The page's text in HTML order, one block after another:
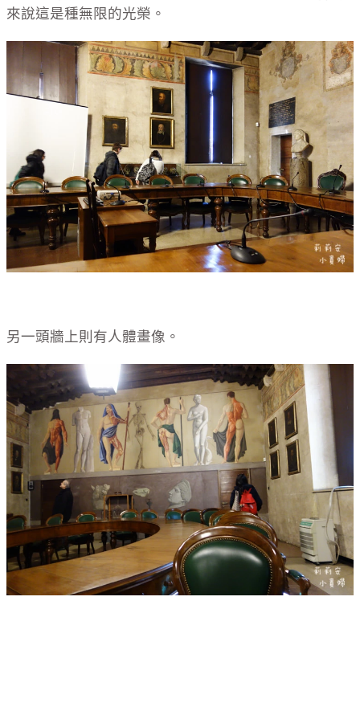
來說這是種無限的光榮。
另一頭牆上則有人體畫像。